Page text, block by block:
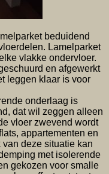
beduidend
Lamelparket
vlakke ondervloer.
en afgewerkt
leggen klaar is voor
onderlaag is
dat wil zeggen alleen
vloer zwevend wordt
appartementen en
deze situatie kan
met isolerende
gekozen voor smalle